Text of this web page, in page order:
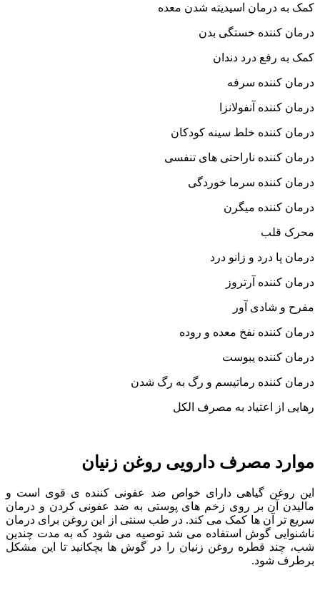
کمک به درمان اسیدیته شدن معده
درمان کننده خستگی بدن
کمک به رفع درد دندان
درمان کننده سرفه
درمان کننده آنفولانزا
درمان کننده خلط سینه کودکان
درمان کننده ناراحتی های تنفسی
درمان کننده سرما خوردگی
درمان کننده میگرن
محرک قلب
درمان پا درد و زانو درد
درمان کننده آرتروز
مفرح و شادی آور
درمان کننده نفخ معده و روده
درمان کننده یبوست
درمان کننده رماتیسم و رگ به رگ شدن
رهایی از اعتیاد به مصرف الکل
موارد مصرف دارویی روغن زنیان
این روغن گیاهی دارای خواص ضد عفونی کننده ی قوی است و
مالیدن آن بر روی زخم های پوستی به ضد عفونی کردن و درمان
سریع تر آن ها کمک می کند. در طب سنتی از این روغن برای درمان
ناشنوایی گوش استفاده می شد توصیه می شود که به مدت چندین
شب، چند قطره روغن زنیان را در گوش ها بچکانید تا این مشکل
برطرف شود.